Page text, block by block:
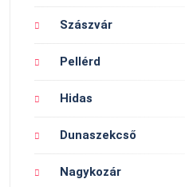
Szászvár
Pellérd
Hidas
Dunaszekcső
Nagykozár